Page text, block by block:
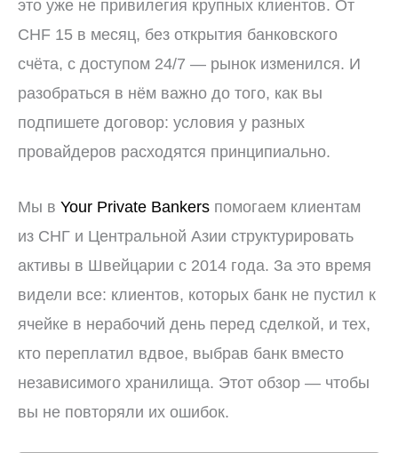
это уже не привилегия крупных клиентов. От
CHF 15 в месяц, без открытия банковского
счёта, с доступом 24/7 — рынок изменился. И
разобраться в нём важно до того, как вы
подпишете договор: условия у разных
провайдеров расходятся принципиально.
Мы в Your Private Bankers помогаем клиентам
из СНГ и Центральной Азии структурировать
активы в Швейцарии с 2014 года. За это время
видели все: клиентов, которых банк не пустил к
ячейке в нерабочий день перед сделкой, и тех,
кто переплатил вдвое, выбрав банк вместо
независимого хранилища. Этот обзор — чтобы
вы не повторяли их ошибок.